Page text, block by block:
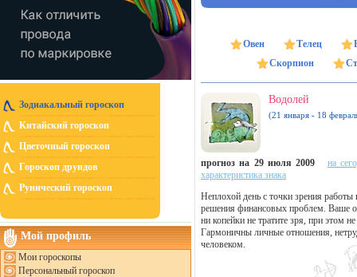
Зодиакальный гороскоп
Китайский гороскоп
Цветочный гороскоп
Гороскоп друидов
Рунический гороскоп
Мой профиль
Мои гороскопы
Персональный гороскоп
Овен Телец
Скорпион
Водолей
(21 января - 18
прогноз на 29 июля 2009
на
характеристика знака
Неплохой день с точки зрения
решения финансовых проблем. Ваше
ни копейки не тратите зря, при этом
Гармоничны личные отношения,
человеком.